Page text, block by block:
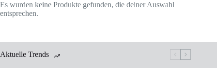
Es wurden keine Produkte gefunden, die deiner Auswahl
entsprechen.
Aktuelle Trends